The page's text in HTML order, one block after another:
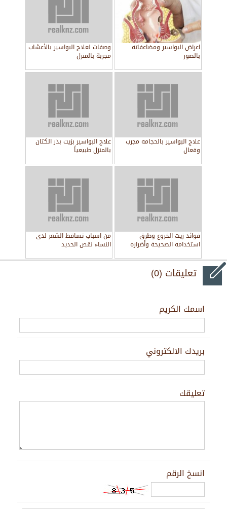
اعراض البواسير ومضاعفاته
بالصور
وصفات لعلاج البواسير بالأعشاب
مجربة بالمنزل
علاج البواسير بالحجامه مجرب
وفعال
علاج البواسير بزيت بذر الكتان
بالمنزل طبيعياً
فوائد زيت الخروع وطرق
استخدامه الصحيحة وأضراره
من اسباب تساقط الشعر لدى
النساء نقص الحديد
تعليقات (0)
اسمك الكريم
بريدك الالكتروني
تعليقك
انسخ الرقم